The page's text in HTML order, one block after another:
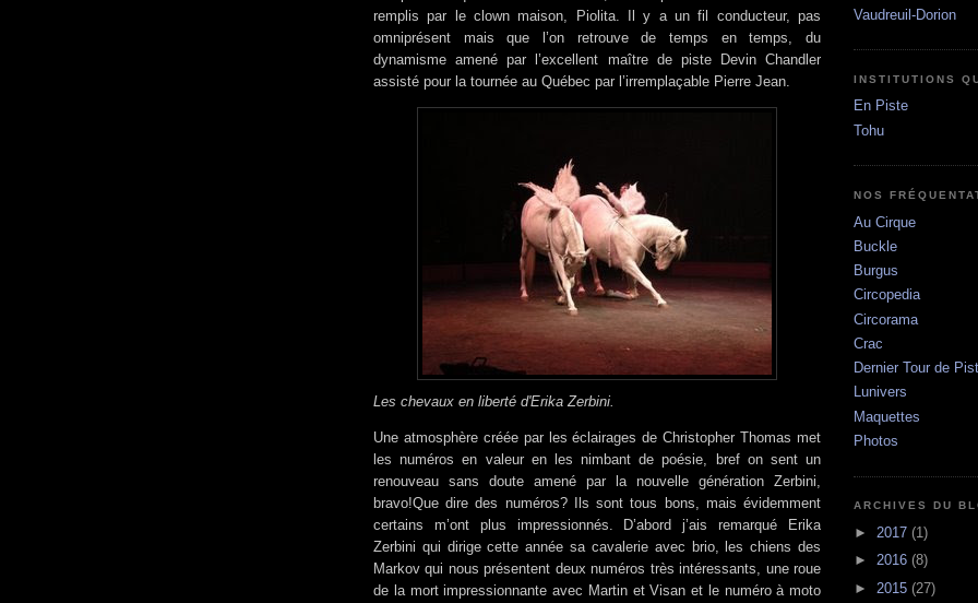
remplis par le clown maison, Piolita. Il y a un fil conducteur, pas
omniprésent mais que l’on retrouve de temps en temps, du
dynamisme amené par l’excellent maître de piste Devin Chandler
assisté pour la tournée au Québec par l’irremplaçable Pierre Jean.
Les chevaux en liberté d'Erika Zerbini.
Une atmosphère créée par les éclairages de Christopher Thomas met
les numéros en valeur en les nimbant de poésie, bref on sent un
renouveau sans doute amené par la nouvelle génération Zerbini,
bravo!Que dire des numéros? Ils sont tous bons, mais évidemment
certains m’ont plus impressionnés. D’abord j’ais remarqué Erika
Zerbini qui dirige cette année sa cavalerie avec brio, les chiens des
Markov qui nous présentent deux numéros très intéressants, une roue
de la mort impressionnante avec Martin et Visan et le numéro à moto
Vaudreuil-Dorion
INSTITUTIONS
En Piste
Tohu
NOS
Au Cirque
Buckle
Burgus
Circopedia
Circorama
Crac
Dernier Tour de
Lunivers
Maquettes
Photos
ARCHIVES DU
► 2017 (1)
► 2016 (8)
► 2015 (27)